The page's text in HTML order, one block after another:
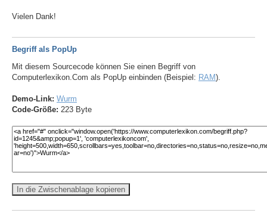
Vielen Dank!
Begriff als PopUp
Mit diesem Sourcecode können Sie einen Begriff von
Computerlexikon.Com als PopUp einbinden (Beispiel: RAM).
Demo-Link: Wurm
Code-Größe: 223 Byte
In die Zwischenablage kopieren